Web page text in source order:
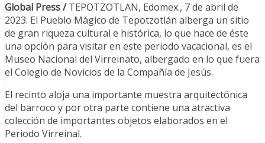
Global Press /TEPOTZOTLAN, Edomex., 7 de abril de
2023. El Pueblo Mágico de Tepotzotlán alberga un sitio
de gran riqueza cultural e histórica, lo que hace de éste
una opción para visitar en este periodo vacacional, es el
Museo Nacional del Virreinato, albergado en lo que fuera
el Colegio de Novicios de la Compañía de Jesús.
El recinto aloja una importante muestra arquitectónica
del barroco y por otra parte contiene una atractiva
colección de importantes objetos elaborados en el
Periodo Virreinal.